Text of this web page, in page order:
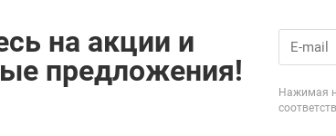
на акции и
предложения!
Нажимая